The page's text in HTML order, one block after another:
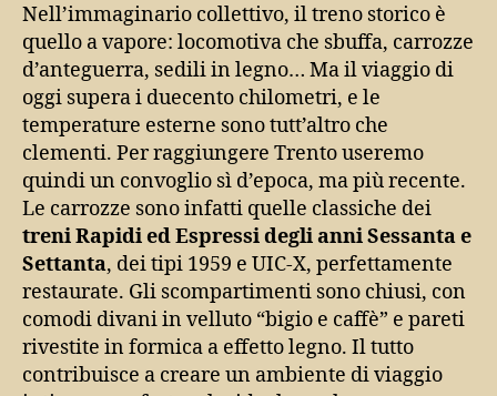
Nell’immaginario collettivo, il treno storico è
quello a vapore: locomotiva che sbuffa, carrozze
d’anteguerra, sedili in legno… Ma il viaggio di
oggi supera i duecento chilometri, e le
temperature esterne sono tutt’altro che
clementi. Per raggiungere Trento useremo
quindi un convoglio sì d’epoca, ma più recente.
Le carrozze sono infatti quelle classiche dei
treni Rapidi ed Espressi degli anni Sessanta e
Settanta, dei tipi 1959 e UIC-X, perfettamente
restaurate. Gli scompartimenti sono chiusi, con
comodi divani in velluto “bigio e caffè” e pareti
rivestite in formica a effetto legno. Il tutto
contribuisce a creare un ambiente di viaggio